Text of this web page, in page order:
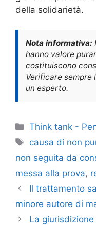
della solidarietà.
Nota informativa:
hanno valore
costituiscono
Verificare
un esperto.
Categorie
Think tank -
Tag
causa di non
non seguita da
messa alla prova,
Il trattamento
minore autore di
La